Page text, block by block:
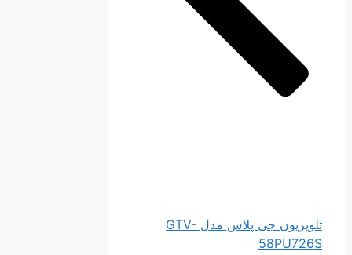
تلویزیون جی پلاس مدل GTV-
58PU726S